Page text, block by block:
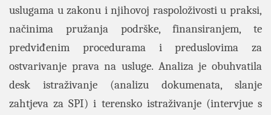
uslugama u zakonu i njihovoj raspoloživosti u praksi,
načinima pružanja podrške, finansiranjem, te
predviđenim procedurama i preduslovima za
ostvarivanje prava na usluge. Analiza je obuhvatila
desk istraživanje (analizu dokumenata, slanje
zahtjeva za SPI) i terensko istraživanje (intervjue s